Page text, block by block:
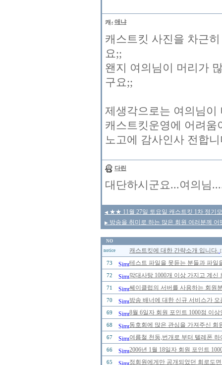
애냐
캐스트킷 사진을 차근
요;;
왠지 여의님이 머리가
구요;;
제생각으로는 여의님이
캐스트킷운영에 어려움
노고에 감사인사 전합
다린
대단하시군요...여의님
◀ ★★ 11월 27일 토요일 캐스트킷 1차 정기
▶ 방송을 취미로 하는 많은 회원 여러분께
NO
notice
캐스트킷에 대한 간략소개 입니다.
73 테스트 파일을 못듣는 분들과 파
72 막대사탕 1000개 이상 가지고 계
71 쎄이클럽의 서버를 사용하는 회원
70 방송 배너에 대한 신규 서비스가
69 8월 6일자 회원 포인트 1000점 이
68 동호회에 많은 관심을 가져주신
67 여름철 천둥,번개로 부터 텔레폰
66 2006년 1월 18일자 회원 포인트
65 정회원에게만 공개되었던 회로도